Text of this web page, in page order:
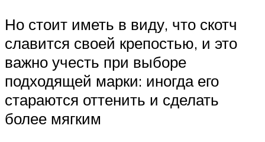
Но стоит иметь в виду, что скотч
славится своей крепостью, и это
важно учесть при выборе
подходящей марки: иногда его
стараются оттенить и сделать
более мягким